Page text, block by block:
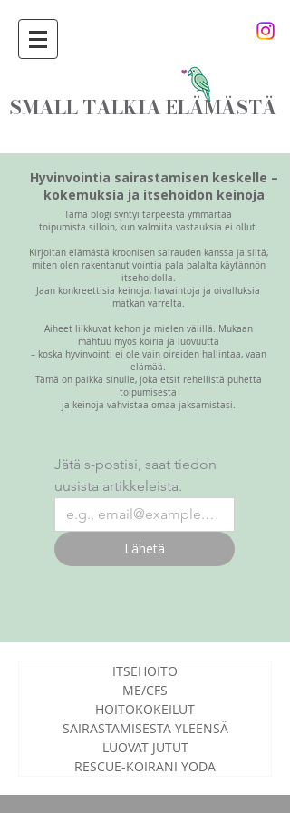
SMALL TALKIA ELÄMÄSTÄ
Hyvinvointia sairastamisen keskelle –
kokemuksia ja itsehoidon keinoja
Tämä blogi syntyi tarpeesta ymmärtää
toipumista silloin, kun valmiita vastauksia ei ollut.
Kirjoitan elämästä kroonisen sairauden kanssa ja siitä,
miten olen rakentanut vointia pala palalta käytännön
itsehoidolla.
Jaan konkreettisia keinoja, havaintoja ja oivalluksia
matkan varrelta.
Aiheet liikkuvat kehon ja mielen välillä. Mukaan
mahtuu myös koiria ja luovuutta
– koska hyvinvointi ei ole vain oireiden hallintaa, vaan
elämää.
Tämä on paikka sinulle, joka etsit rehellistä puhetta
toipumisesta
ja keinoja vahvistaa omaa jaksamistasi.
Jätä s-postisi, saat tiedon
uusista artikkeleista.
Lähetä
ITSEHOITO
ME/CFS
HOITOKOKEILUT
SAIRASTAMISESTA YLEENSÄ
LUOVAT JUTUT
RESCUE-KOIRANI YODA